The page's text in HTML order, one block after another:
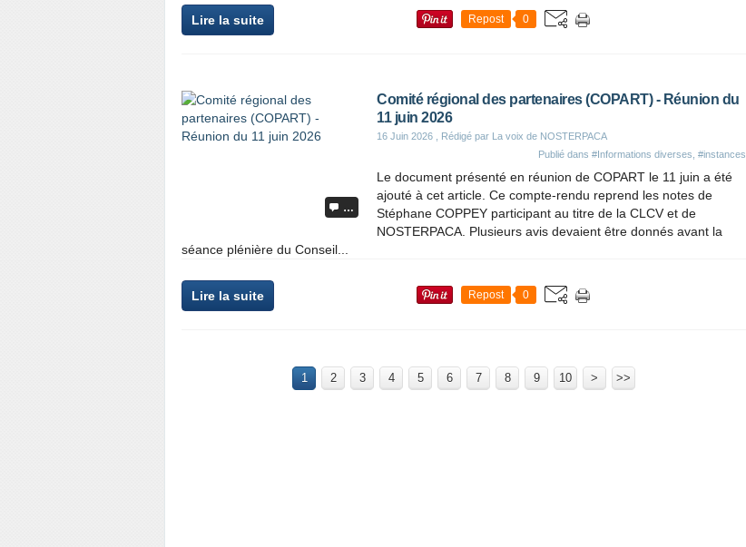
Lire la suite Repost 0
…
Comité régional des partenaires (COPART) - Réunion du
11 juin 2026
16 Juin 2026 , Rédigé par La voix de NOSTERPACA
Publié dans #Informations diverses #instances
Le document présenté en réunion de COPART le 11 juin a été
ajouté à cet article. Ce compte-rendu reprend les notes de
Stéphane COPPEY participant au titre de la CLCV et de
NOSTERPACA. Plusieurs avis devaient être donnés avant la
séance plénière du Conseil...
Lire la suite Repost 0
1 2 3 4 5 6 7 8 9 10 20
30
40
50
60
70
80
90
100
200
300
400
500
600
700
> >>